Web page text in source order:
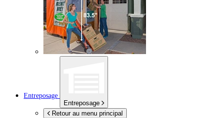
Entreposage
Entreposage
Retour au menu principal